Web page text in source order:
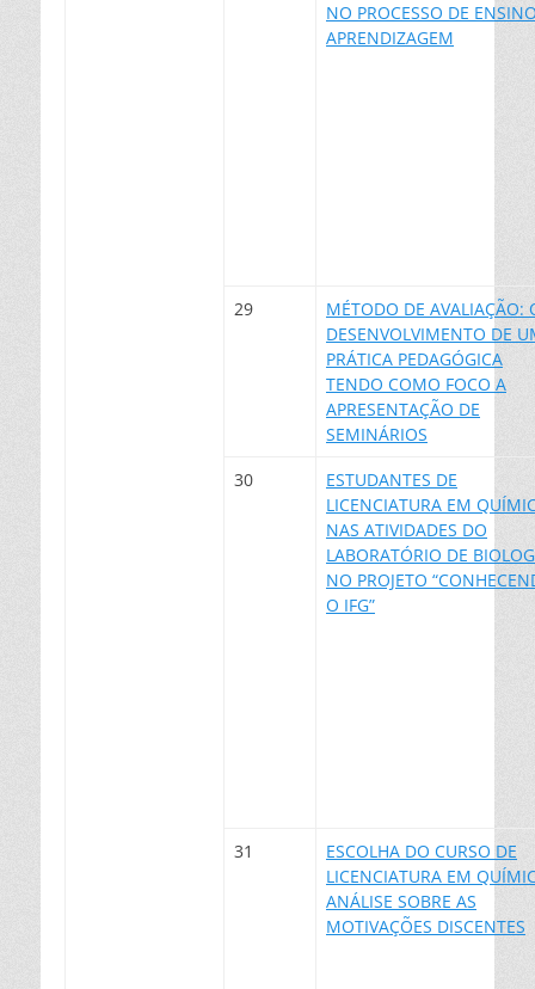
NO PROCESSO DE
APRENDIZAGEM
29
MÉTODO DE AVALIAÇÃO:
DESENVOLVIMENTO DE
PRÁTICA PEDAGÓGICA
TENDO COMO FOCO A
APRESENTAÇÃO DE
SEMINÁRIOS
30
ESTUDANTES DE
LICENCIATURA EM
NAS ATIVIDADES DO
LABORATÓRIO DE
NO PROJETO
O IFG”
31
ESCOLHA DO CURSO DE
LICENCIATURA EM
ANÁLISE SOBRE AS
MOTIVAÇÕES DISCENTES